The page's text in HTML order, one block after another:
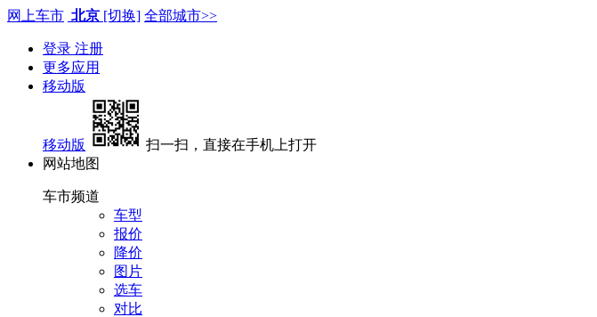
网上车市 北京 [切换] 全部城市>>
登录 注册
更多应用
移动版
移动版
扫一扫，直接在手机上打开
网站地图
车市频道
车型
报价
降价
图片
选车
对比